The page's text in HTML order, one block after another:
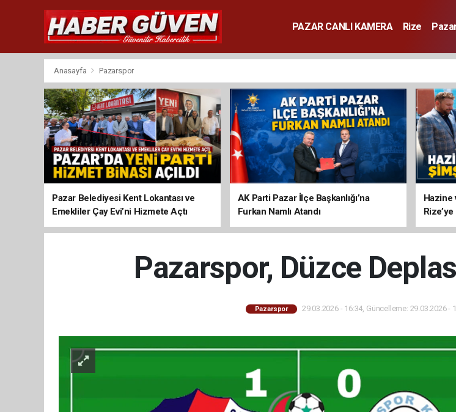
PAZAR CANLI KAMERA Rize
Anasayfa Pazarspor
Pazar Belediyesi Kent Lokantası ve
Emekliler Çay Evi’ni Hizmete Açtı
AK Parti Pazar İlçe Başkanlığı’na
Furkan Namlı Atandı
Hazine
Pazarspor, Düzce
Pazarspor 29.03.2026 - 16:34, Güncelleme: 29.03.2026 -